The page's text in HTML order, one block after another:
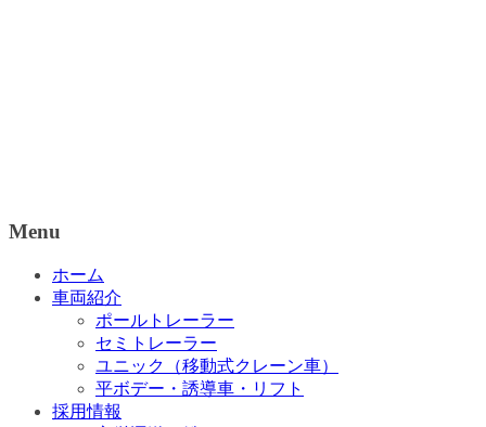
Menu
ホーム
車両紹介
ポールトレーラー
セミトレーラー
ユニック（移動式クレーン車）
平ボデー・誘導車・リフト
採用情報